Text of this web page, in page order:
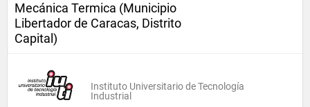
Mecánica Termica (Municipio
Libertador de Caracas, Distrito
Capital)
Instituto Universitario de Tecnología
Industrial